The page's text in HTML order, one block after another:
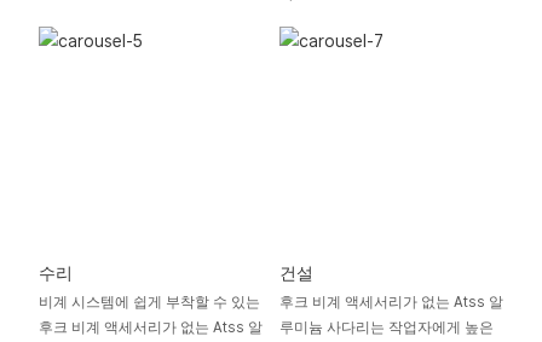
수리
비계 시스템에 쉽게 부착할 수 있는
후크 비계 액세서리가 없는 Atss 알
건설
후크 비계 액세서리가 없는 Atss 알
루미늄 사다리는 작업자에게 높은